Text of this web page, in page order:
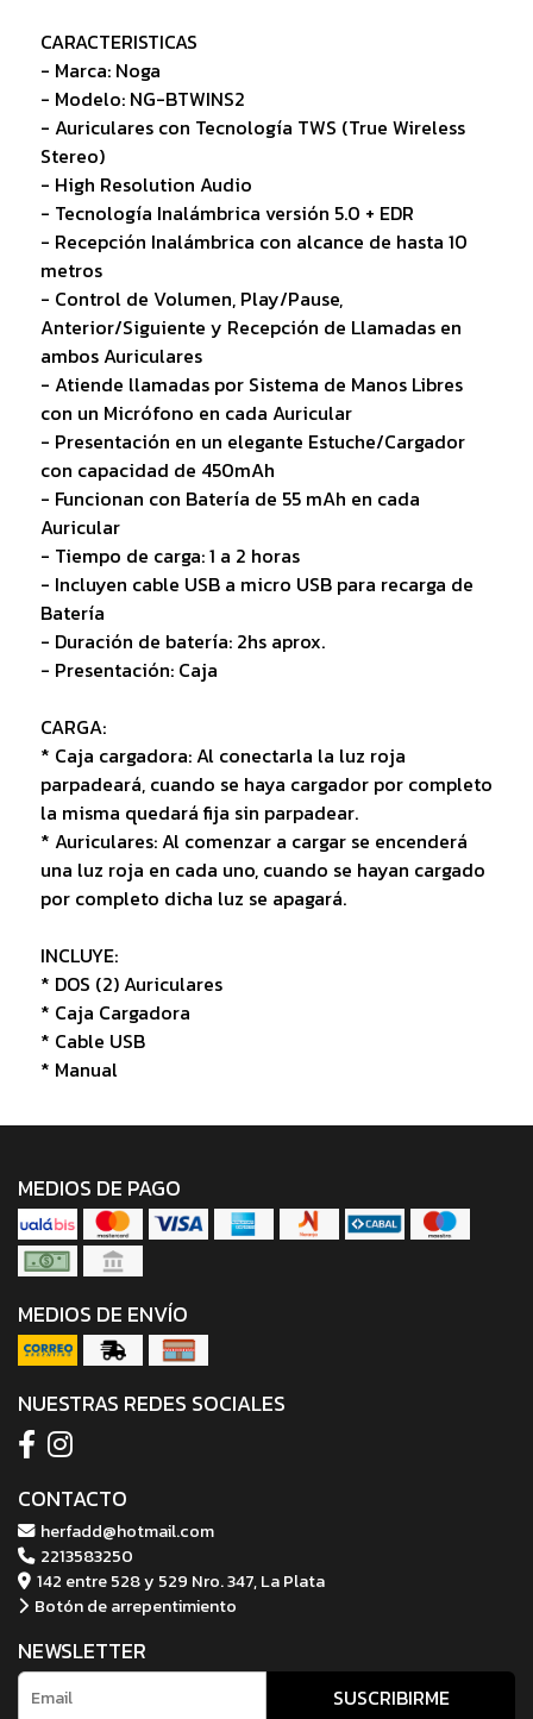
CARACTERISTICAS
- Marca: Noga
- Modelo: NG-BTWINS2
- Auriculares con Tecnología TWS (True Wireless
Stereo)
- High Resolution Audio
- Tecnología Inalámbrica versión 5.0 + EDR
- Recepción Inalámbrica con alcance de hasta 10
metros
- Control de Volumen, Play/Pause,
Anterior/Siguiente y Recepción de Llamadas en
ambos Auriculares
- Atiende llamadas por Sistema de Manos Libres
con un Micrófono en cada Auricular
- Presentación en un elegante Estuche/Cargador
con capacidad de 450mAh
- Funcionan con Batería de 55 mAh en cada
Auricular
- Tiempo de carga: 1 a 2 horas
- Incluyen cable USB a micro USB para recarga de
Batería
- Duración de batería: 2hs aprox.
- Presentación: Caja
CARGA:
* Caja cargadora: Al conectarla la luz roja
parpadeará, cuando se haya cargador por completo
la misma quedará fija sin parpadear.
* Auriculares: Al comenzar a cargar se encenderá
una luz roja en cada uno, cuando se hayan cargado
por completo dicha luz se apagará.
INCLUYE:
* DOS (2) Auriculares
* Caja Cargadora
* Cable USB
* Manual
MEDIOS DE PAGO
MEDIOS DE ENVÍO
NUESTRAS REDES SOCIALES
CONTACTO
herfadd@hotmail.com
2213583250
142 entre 528 y 529 Nro. 347, La Plata
Botón de arrepentimiento
NEWSLETTER
SUSCRIBIRME